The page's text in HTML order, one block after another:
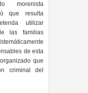
morenista
que resulta
utilizar
las familias
de esta
que
criminal del